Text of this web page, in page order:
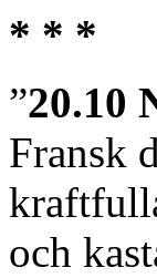
* * *
”20.10
Fransk
och